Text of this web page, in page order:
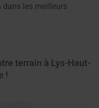
les meilleurs
terrain à Lys-Haut-
!